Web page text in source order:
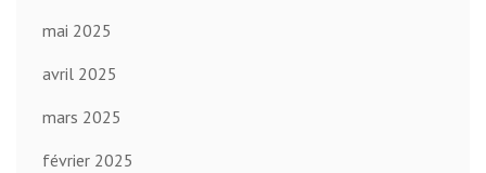
mai 2025
avril 2025
mars 2025
février 2025